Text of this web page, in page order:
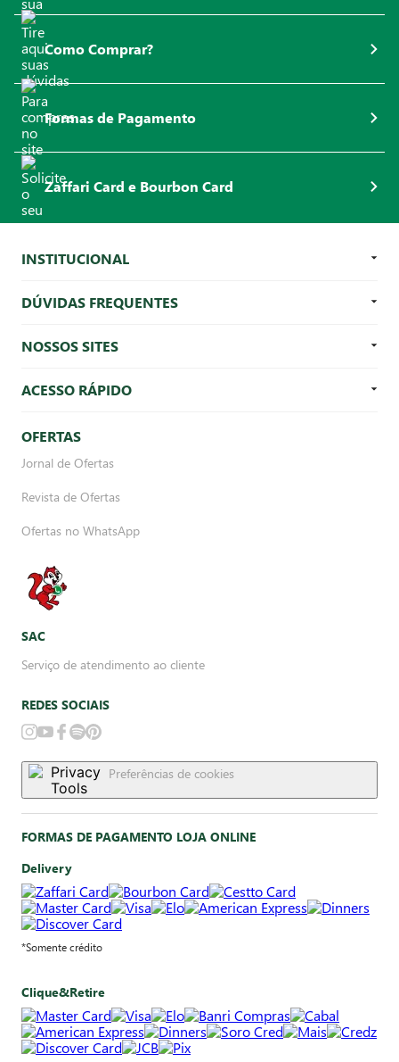
Como Comprar?
Formas de Pagamento
Zaffari Card e Bourbon Card
INSTITUCIONAL
DÚVIDAS FREQUENTES
NOSSOS SITES
ACESSO RÁPIDO
OFERTAS
Jornal de Ofertas
Revista de Ofertas
Ofertas no WhatsApp
SAC
Serviço de atendimento ao cliente
REDES SOCIAIS
Preferências de cookies
FORMAS DE PAGAMENTO LOJA ONLINE
Delivery
*Somente crédito
Clique&Retire